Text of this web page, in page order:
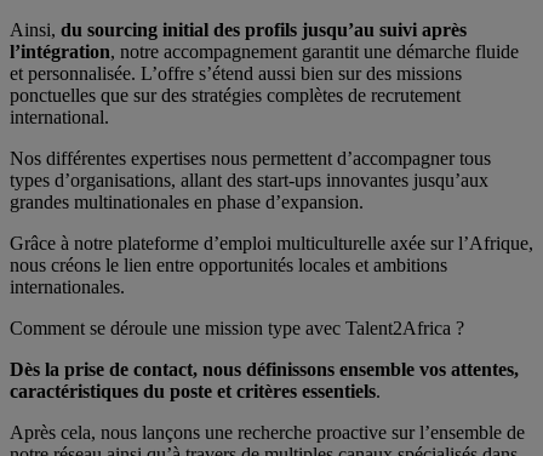
Ainsi, du sourcing initial des profils jusqu’au suivi après
l’intégration, notre accompagnement garantit une démarche fluide
et personnalisée. L’offre s’étend aussi bien sur des missions
ponctuelles que sur des stratégies complètes de recrutement
international.
Nos différentes expertises nous permettent d’accompagner tous
types d’organisations, allant des start-ups innovantes jusqu’aux
grandes multinationales en phase d’expansion.
Grâce à notre plateforme d’emploi multiculturelle axée sur l’Afrique,
nous créons le lien entre opportunités locales et ambitions
internationales.
Comment se déroule une mission type avec Talent2Africa ?
Dès la prise de contact, nous définissons ensemble vos attentes,
caractéristiques du poste et critères essentiels.
Après cela, nous lançons une recherche proactive sur l’ensemble de